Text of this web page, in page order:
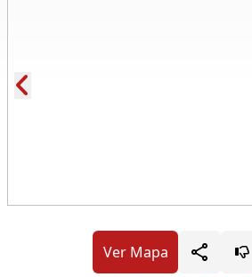
Ver Mapa